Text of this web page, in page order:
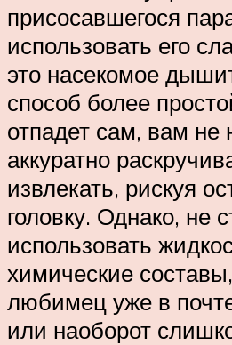
присосавшегося
использовать его
это насекомое
способ более
отпадет сам, вам не
аккуратно
извлекать, рискуя
головку. Однако, не
использовать
химические
любимец уже в
или наоборот